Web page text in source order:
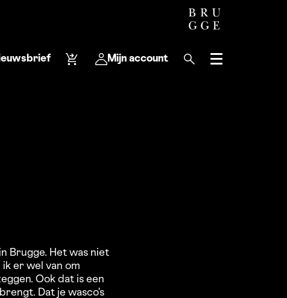
Mijn account Menu
Brugge. Het was niet
er wel van om
Ook dat is een
Dat je wasco’s